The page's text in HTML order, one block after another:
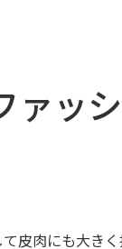
ァッ
皮肉にも大き